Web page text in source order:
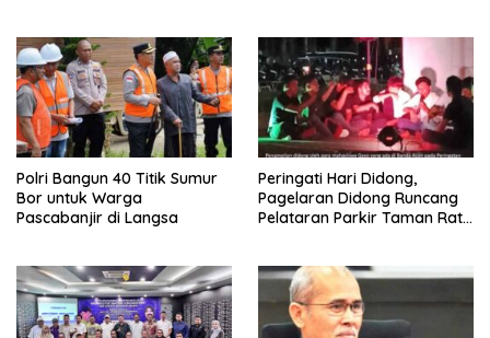
Polri Bangun 40 Titik Sumur
Bor untuk Warga
Pascabanjir di Langsa
Peringati Hari Didong,
Pagelaran Didong Runcang
Pelataran Parkir Taman Ratu